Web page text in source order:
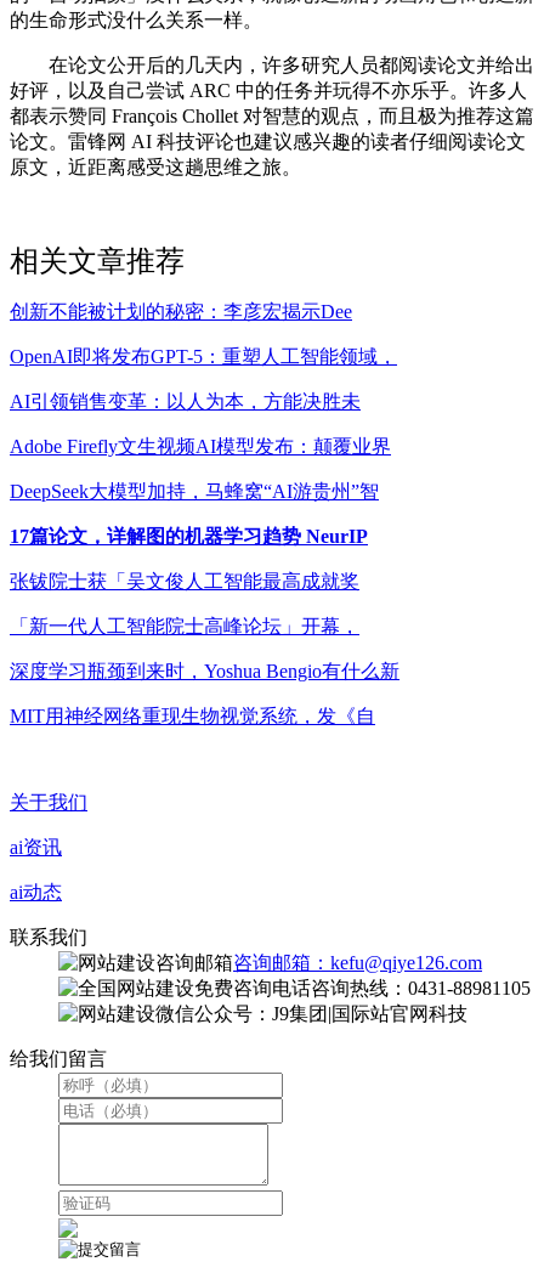
的生命形式没什么关系一样。
在论文公开后的几天内，许多研究人员都阅读论文并给出
好评，以及自己尝试 ARC 中的任务并玩得不亦乐乎。许多人
都表示赞同 François Chollet 对智慧的观点，而且极为推荐这篇
论文。雷锋网 AI 科技评论也建议感兴趣的读者仔细阅读论文
原文，近距离感受这趟思维之旅。
相关文章推荐
创新不能被计划的秘密：李彦宏揭示Dee
OpenAI即将发布GPT-5：重塑人工智能领域，
AI引领销售变革：以人为本，方能决胜未
Adobe Firefly文生视频AI模型发布：颠覆业界
DeepSeek大模型加持，马蜂窝“AI游贵州”智
17篇论文，详解图的机器学习趋势 NeurIP
张钹院士获「吴文俊人工智能最高成就奖
「新一代人工智能院士高峰论坛」开幕，
深度学习瓶颈到来时，Yoshua Bengio有什么新
MIT用神经网络重现生物视觉系统，发《自
关于我们
ai资讯
ai动态
联系我们
咨询邮箱：kefu@qiye126.com
咨询热线：0431-88981105
微信公众号：J9集团|国际站官网科技
给我们留言